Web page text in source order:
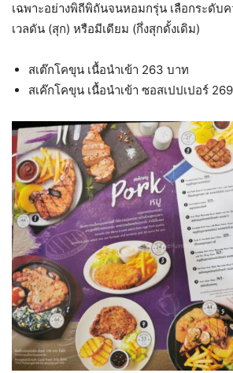
เฉพาะอย่างพิถีพิถันจนหอมกรุ่น เลือกระดับ
เวลดัน (สุก) หรือมีเดียม (กึ่งสุกดั้งเดิม)
สเต๊กโคขุน เนื้อนำเข้า 263 บาท
สเค๊กโคขุน เนื้อนำเข้า ซอสเปปเปอร์